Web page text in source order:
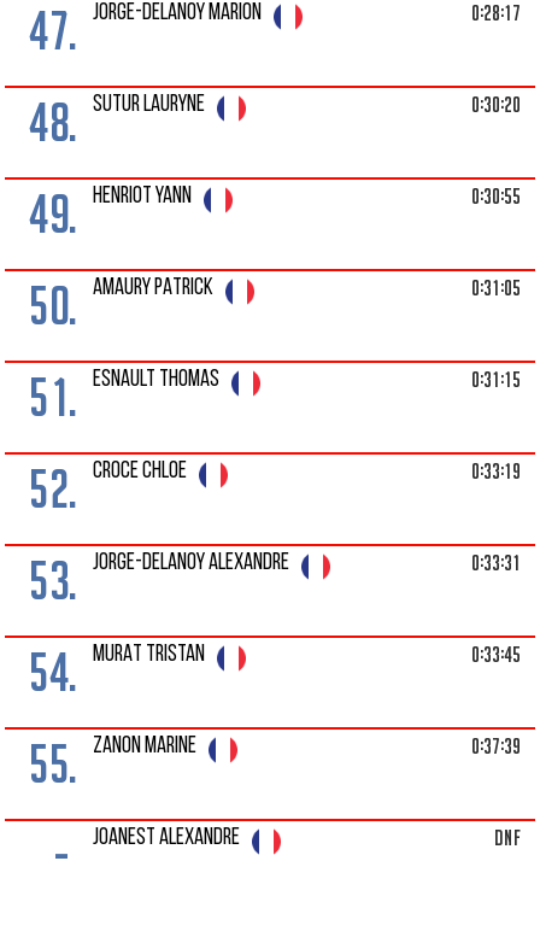
47. JORGE-DELANOY MARION 0:28:17
48. SUTUR LAURYNE 0:30:20
49. HENRIOT YANN 0:30:55
50. AMAURY PATRICK 0:31:05
51. ESNAULT THOMAS 0:31:15
52. CROCE CHLOE 0:33:19
53. JORGE-DELANOY ALEXANDRE 0:33:31
54. MURAT TRISTAN 0:33:45
55. ZANON MARINE 0:37:39
- JOANEST ALEXANDRE DNF